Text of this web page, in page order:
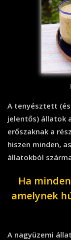
A tenyésztett
jelentős) állatok
erőszaknak a
hiszen minden,
állatokból
Ha
amelynek
A nagyüzemi